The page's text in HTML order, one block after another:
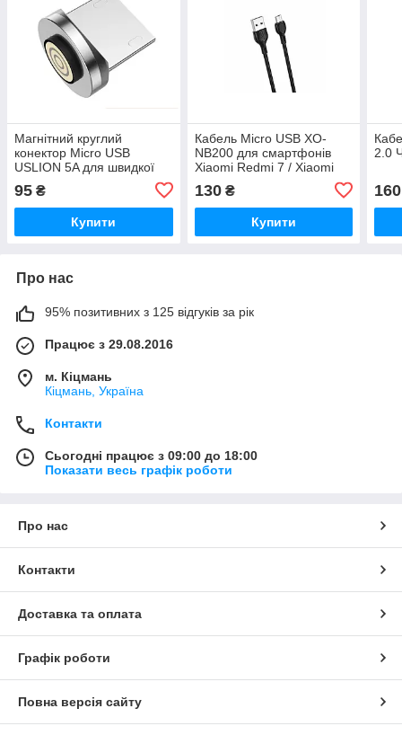
Магнітний круглий
конектор Micro USB
USLION 5A для швидкої
95 ₴
Купити
Кабель Micro USB XO-
NB200 для смартфонів
Xiaomi Redmi 7 / Xiaomi
Redmi 7A 1 метр Чорний
130₴
Купити
2.0
160
Про нас
95% позитивних з 125 відгуків за рік
Працює з 29.08.2016
м. Кіцмань
Кіцмань, Україна
Контакти
Сьогодні працює з 09:00 до 18:00
Показати весь графік роботи
Про нас
Контакти
Доставка та оплата
Графік роботи
Повна версія сайту